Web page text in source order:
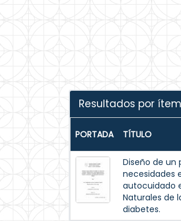
Resultados por
PORTADA TÍTULO
Diseño de un
necesidades
autocuidado
Naturales de
diabetes.